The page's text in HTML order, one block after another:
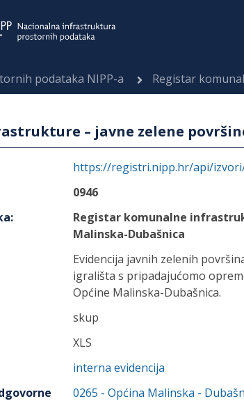
podataka NIPP-a Registar komunalne
– javne zelene
https://registri.nipp.hr/api/
0946
:
Registar komunalne
Malinska-Dubašnica
Evidencija javnih zelenih
igrališta s pripadajućomo
Općine Malinska-Dubašnica.
skup
XLS
interna evidencija
0265 - Općina Malinska -